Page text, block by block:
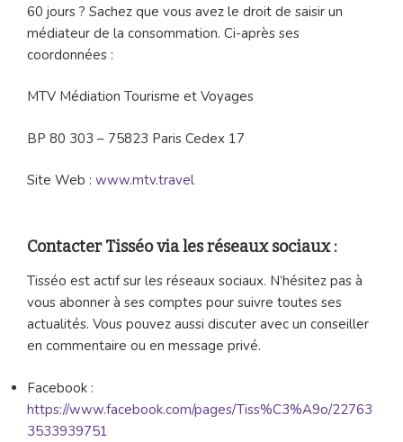
60 jours ? Sachez que vous avez le droit de saisir un
médiateur de la consommation. Ci-après ses
coordonnées :
MTV Médiation Tourisme et Voyages
BP 80 303 – 75823 Paris Cedex 17
Site Web : www.mtv.travel
Contacter Tisséo via les réseaux sociaux :
Tisséo est actif sur les réseaux sociaux. N’hésitez pas à
vous abonner à ses comptes pour suivre toutes ses
actualités. Vous pouvez aussi discuter avec un conseiller
en commentaire ou en message privé.
Facebook :
https://www.facebook.com/pages/Tiss%C3%A9o/22763
3533939751